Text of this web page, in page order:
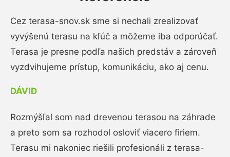
Cez terasa-snov.sk sme si nechali zrealizovať
vyvýšenú terasu na kľúč a môžeme iba odporúčať.
Terasa je presne podľa našich predstáv a zároveň
vyzdvihujeme prístup, komunikáciu, ako aj cenu.
DÁVID
Rozmýšľal som nad drevenou terasou na záhrade
a preto som sa rozhodol osloviť viacero firiem.
Terasu mi nakoniec riešili profesionáli z terasa-